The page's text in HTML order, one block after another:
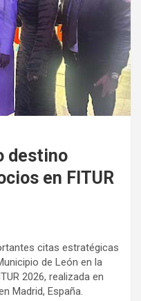
destino
en FITUR
citas estratégicas
de León en la
2026, realizada en
Madrid, España.